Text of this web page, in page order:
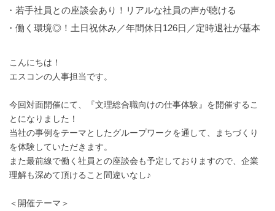
・若手社員との座談会あり！リアルな社員の声が聴ける
・働く環境◎！土日祝休み／年間休日126日／定時退社が基本
こんにちは！
エスコンの人事担当です。
今回対面開催にて、『文理総合職向けの仕事体験』を開催するこ
とになりました！
当社の事例をテーマとしたグループワークを通して、まちづくり
を体験していただきます。
また最前線で働く社員との座談会も予定しておりますので、企業
理解も深めて頂けること間違いなし♪
＜開催テーマ＞